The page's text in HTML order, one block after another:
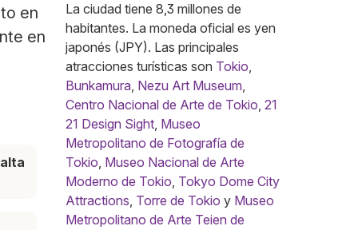
en
en
La ciudad tiene 8,3 millones de
habitantes. La moneda oficial es yen
japonés (JPY). Las principales
atracciones turísticas son Tokio,
Bunkamura, Nezu Art Museum,
Centro Nacional de Arte de Tokio, 21
21 Design Sight, Museo
Metropolitano de Fotografía de
Tokio, Museo Nacional de Arte
Moderno de Tokio, Tokyo Dome City
Attractions, Torre de Tokio y Museo
Metropolitano de Arte Teien de